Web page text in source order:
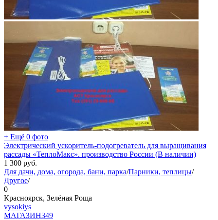
+ Ещё 0 фото
Электрический ускоритель-подогреватель для выращивания
рассады «ТеплоМакс». производство России (В наличии)
1 300 руб.
Для дачи, дома, огорода, бани, парка/Парники, теплицы/
Другое/
0
Красноярск, Зелёная Роща
vysokiys
МАГАЗИН349